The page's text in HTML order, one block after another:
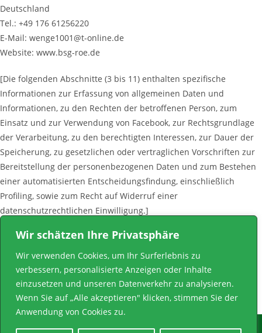
Wir schätzen Ihre Privatsphäre
Wir verwenden Cookies, um Ihr Surferlebnis zu
verbessern, personalisierte Anzeigen oder Inhalte
einzusetzen und unseren Datenverkehr zu analysieren.
Wenn Sie auf „Alle akzeptieren" klicken, stimmen Sie der
Anwendung von Cookies zu.
Deutschland
Tel.: +49 176 61256220
E-Mail: wenge1001@t-online.de
Website: www.bsg-roe.de
[Die folgenden Abschnitte (3 bis 11) enthalten spezifische
Informationen zur Erfassung von allgemeinen Daten und
Informationen, zu den Rechten der betroffenen Person, zum
Einsatz und zur Verwendung von Facebook, zur Rechtsgrundlage
der Verarbeitung, zu den berechtigten Interessen, zur Dauer der
Speicherung, zu gesetzlichen oder vertraglichen Vorschriften zur
Bereitstellung der personenbezogenen Daten und zum Bestehen
einer automatisierten Entscheidungsfindung, einschließlich
Profiling, sowie zum Recht auf Widerruf einer
datenschutzrechtlichen Einwilligung.]
Diese Datenschutzerklärung wurde durch den
Datenschutzerklärungs-Generator von den externer
Datenschutzbeauftragter Chemnitz in Kooperation mit der RC
GmbH, die gebrauchte Notebooks wiederverwertet und den
Filesharing Rechtsanwälten von WBS-LAW erstellt.
Impressum Datenschutzerklärung